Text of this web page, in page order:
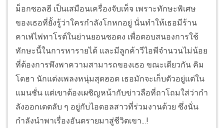
ม็อกซอลฮี เป็นเสมือนเครื่องจับเท็จ เพราะทักษะพิเศษ
ของเธอที่ยั้งรู้ว่าใครกำลังโกหกอยู่ นั่นทำให้เธอมีร้าน
คาเฟ่ไพ่ทาโรต์ในย่านยอนซอดง เพื่อตอบสนองการใช้
ทักษะนี้ในการหารายได้ และมีลูกค้าวีไอพีจำนวนไม่น้อย
ที่ต้องการพึงพาความสามารถของเธอ ขณะเดียวกัน คิม
โดฮา นักแต่งเพลงหนุ่มสุดฮอต เธอมักจะเก็บตัวอยู่แต่ใน
แมนชั่น แต่เขาต้องเผชิญหน้ากับข่าวลือที่ถาโถมใส่ว่ากำ
ลังออกเดตลับ ๆ อยู่กับไอดอลสาวที่ร่วมงานด้วย ซึ่งนั่น
กำลังนำพาเรื่องอันตรายมาสู่ชีวิตเขา...!